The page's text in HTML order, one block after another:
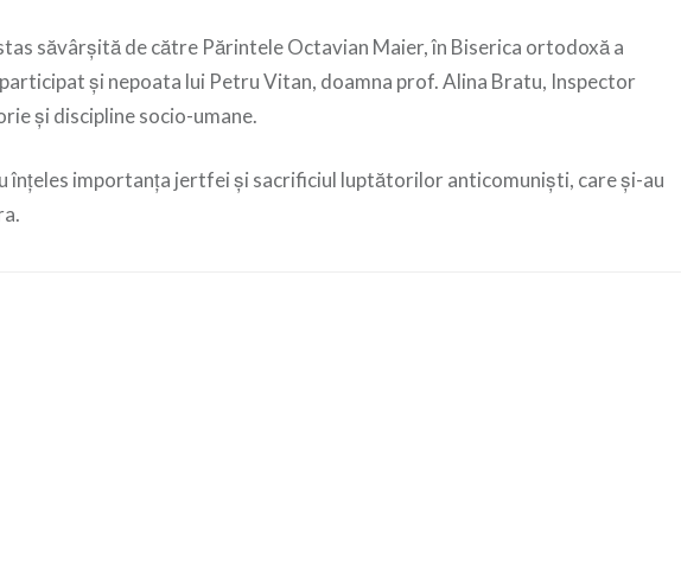
săvârșită de către Părintele Octavian Maier, în Biserica ortodoxă a
și nepoata lui Petru Vitan, doamna prof. Alina Bratu, Inspector
și discipline socio-umane.
înțeles importanța jertfei și sacrificiul luptătorilor anticomuniști, care și-au